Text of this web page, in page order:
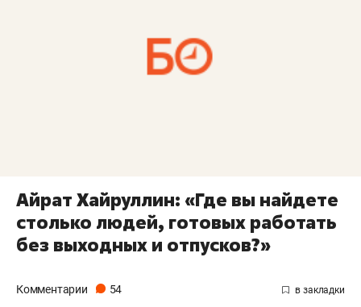
Айрат Хайруллин: «Где вы найдете
столько людей, готовых работать
без выходных и отпусков?»
Комментарии 54